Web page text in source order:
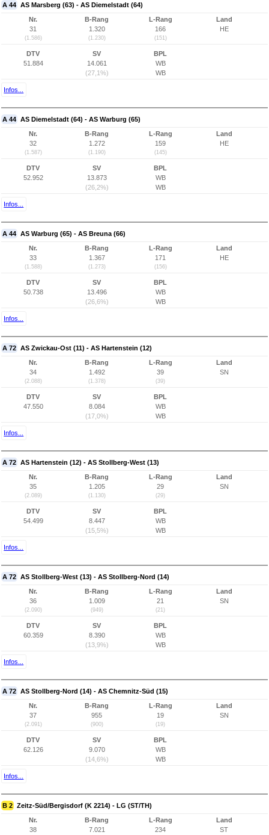
A 44 AS Marsberg (63) - AS Diemelstadt (64)
Nr.
31
(1.586)
B-Rang
1.320
(1.230)
L-Rang
166
(151)
Land
HE
DTV
51.884
SV
14.061
(27,1%)
BPL
WB
WB
Infos...
A 44 AS Diemelstadt (64) - AS Warburg (65)
Nr.
32
(1.587)
B-Rang
1.272
(1.190)
L-Rang
159
(145)
Land
HE
DTV
52.952
SV
13.873
(26,2%)
BPL
WB
WB
Infos...
A 44 AS Warburg (65) - AS Breuna (66)
Nr.
33
(1.588)
B-Rang
1.367
(1.273)
L-Rang
171
(156)
Land
HE
DTV
50.738
SV
13.496
(26,6%)
BPL
WB
WB
Infos...
A 72 AS Zwickau-Ost (11) - AS Hartenstein (12)
Nr.
34
(2.088)
B-Rang
1.492
(1.378)
L-Rang
39
(39)
Land
SN
DTV
47.550
SV
8.084
(17,0%)
BPL
WB
WB
Infos...
A 72 AS Hartenstein (12) - AS Stollberg-West (13)
Nr.
35
(2.089)
B-Rang
1.205
(1.130)
L-Rang
29
(29)
Land
SN
DTV
54.499
SV
8.447
(15,5%)
BPL
WB
WB
Infos...
A 72 AS Stollberg-West (13) - AS Stollberg-Nord (14)
Nr.
36
(2.090)
B-Rang
1.009
(949)
L-Rang
21
(21)
Land
SN
DTV
60.359
SV
8.390
(13,9%)
BPL
WB
WB
Infos...
A 72 AS Stollberg-Nord (14) - AS Chemnitz-Süd (15)
Nr.
37
(2.091)
B-Rang
955
(900)
L-Rang
19
(19)
Land
SN
DTV
62.126
SV
9.070
(14,6%)
BPL
WB
WB
Infos...
B 2 Zeitz-Süd/Bergisdorf (K 2214) - LG (ST/TH)
Nr.
38
B-Rang
7.021
L-Rang
234
Land
ST